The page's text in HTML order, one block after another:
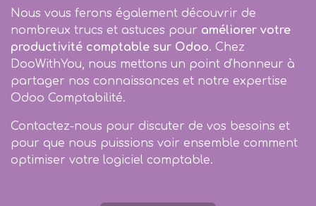
Nous vous ferons également découvrir de
nombreux trucs et astuces pour améliorer votre
productivité comptable sur Odoo. Chez
DooWithYou, nous mettons un point d'honneur à
partager nos connaissances et notre expertise
Odoo Comptabilité.
Contactez-nous pour discuter de vos besoins et
pour que nous puissions voir ensemble comment
optimiser votre logiciel comptable.